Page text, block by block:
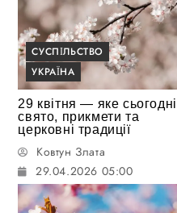
СУСПІЛЬСТВО
УКРАЇНА
29 квітня — яке сьогодні
свято, прикмети та
церковні традиції
Ковтун Злата
29.04.2026 05:00